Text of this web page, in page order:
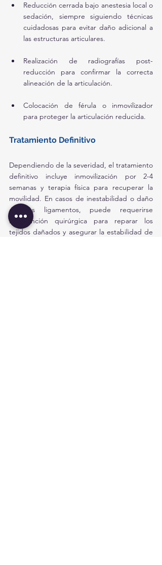
Reducción cerrada bajo anestesia local o
sedación, siempre siguiendo técnicas
cuidadosas para evitar daño adicional a
las estructuras articulares.
Realización de radiografías post-
reducción para confirmar la correcta
alineación de la articulación.
Colocación de férula o inmovilizador
para proteger la articulación reducida.
Tratamiento Definitivo
Dependiendo de la severidad, el tratamiento
definitivo incluye inmovilización por 2-4
semanas y terapia física para recuperar la
movilidad. En casos de inestabilidad o daño
en los ligamentos, puede requerirse
intervención quirúrgica para reparar los
tejidos dañados y asegurar la estabilidad de